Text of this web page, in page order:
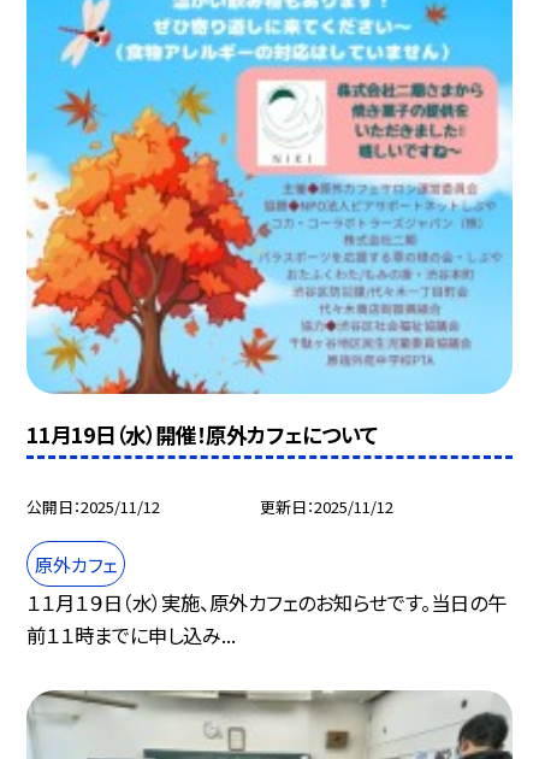
11月19日（水）開催！原外カフェについて
公開日 2025/11/12 更新日 2025/11/12
原外カフェ
１１月１９日（水）実施、原外カフェのお知らせです。当日の午
前１１時までに申し込み...